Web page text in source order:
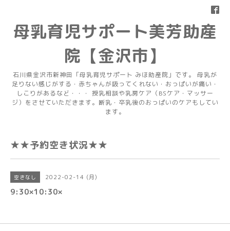
母乳育児サポート美芳助産
院【金沢市】
石川県金沢市新神田「母乳育児サポート みほ助産院」です。 母乳が
足りない感じがする・赤ちゃんが吸ってくれない・おっぱいが痛い・
しこりがあるなど・・・ 授乳相談や乳房ケア（BSケア・マッサー
ジ）をさせていただきます。断乳・卒乳後のおっぱいのケアもしてい
ます。
★★予約空き状況★★
空きなし 2022-02-14 (月)
9:30×10:30×